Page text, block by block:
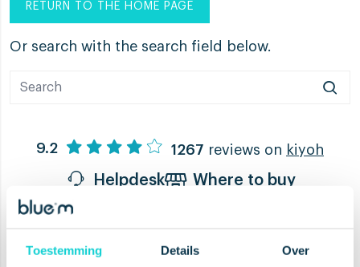
Toestemming Details Over
RETURN TO THE HOME PAGE
Or search with the search field below.
9.2 1267 reviews on kiyoh
Helpdesk Where to buy
Boost your health, tweak oral